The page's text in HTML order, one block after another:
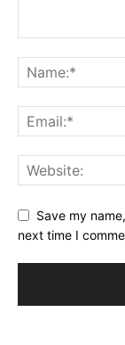
Save my
next time I